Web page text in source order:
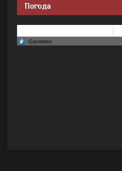
Погода